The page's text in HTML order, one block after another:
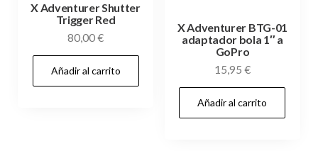
X Adventurer Shutter
Trigger Red
80,00€
Añadir al carrito
X Adventurer BTG-01
adaptador bola 1″ a
GoPro
15,95 €
Añadir al carrito